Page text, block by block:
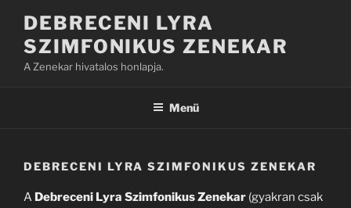
DEBRECENI LYRA
SZIMFONIKUS ZENEKAR
A Zenekar hivatalos honlapja.
Menü
DEBRECENI LYRA SZIMFONIKUS ZENEKAR
A Debreceni Lyra Szimfonikus Zenekar (gyakran csak